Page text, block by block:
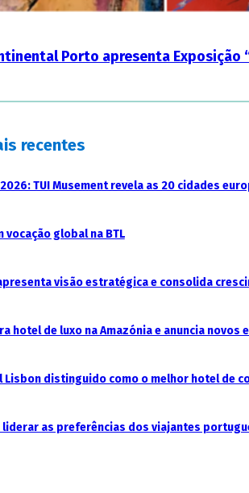
Porto apresenta Exposição
recentes
TUI Musement revela as 20 cidades
vocação global na BTL
visão estratégica e consolida
hotel de luxo na Amazónia e anuncia
Lisbon distinguido como o melhor hotel de
liderar as preferências dos viajantes